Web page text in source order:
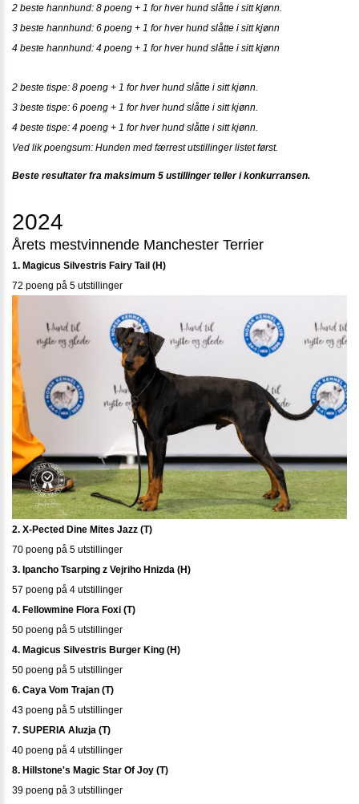
2 beste hannhund: 8 poeng + 1 for hver hund slåtte i sitt kjønn.
3 beste hannhund: 6 poeng + 1 for hver hund slåtte i sitt kjønn
4 beste hannhund: 4 poeng + 1 for hver hund slåtte i sitt kjønn
2 beste tispe: 8 poeng + 1 for hver hund slåtte i sitt kjønn.
3 beste tispe: 6 poeng + 1 for hver hund slåtte i sitt kjønn.
4 beste tispe: 4 poeng + 1 for hver hund slåtte i sitt kjønn.
Ved lik poengsum: Hunden med færrest utstillinger listet først.
Beste resultater fra maksimum 5 ustillinger teller i konkurransen.
2024
Årets mestvinnende Manchester Terrier
1. Magicus Silvestris Fairy Tail (H)
72 poeng på 5 utstillinger
2. X-Pected Dine Mites Jazz (T)
70 poeng på 5 utstillinger
3. Ipancho Tsarping z Vejriho Hnizda (H)
57 poeng på 4 utstillinger
4. Fellowmine Flora Foxi (T)
50 poeng på 5 utstillinger
4. Magicus Silvestris Burger King (H)
50 poeng på 5 utstillinger
6. Caya Vom Trajan (T)
43 poeng på 5 utstillinger
7. SUPERIA Aluzja (T)
40 poeng på 4 utstillinger
8. Hillstone's Magic Star Of Joy (T)
39 poeng på 3 utstillinger